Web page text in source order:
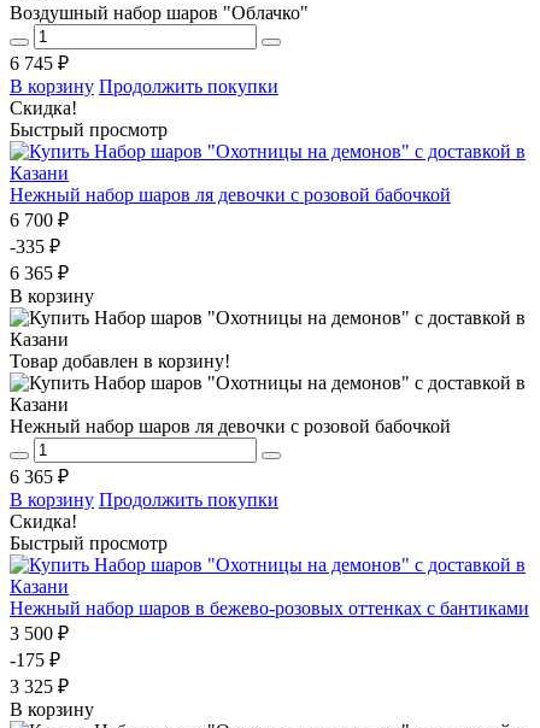
Воздушный набор шаров "Облачко"
6 745 ₽
В корзину Продолжить покупки
Скидка!
Быстрый просмотр
Нежный набор шаров ля девочки с розовой бабочкой
6 700 ₽
-335 ₽
6 365 ₽
В корзину
Товар добавлен в корзину!
Нежный набор шаров ля девочки с розовой бабочкой
6 365 ₽
В корзину Продолжить покупки
Скидка!
Быстрый просмотр
Нежный набор шаров в бежево-розовых оттенках с бантиками
3 500 ₽
-175 ₽
3 325 ₽
В корзину